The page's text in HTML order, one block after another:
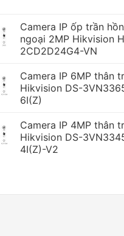
Camera IP ốp trần
ngoại 2MP Hikvision
2CD2D24G4-VN
Camera IP 6MP thân
Hikvision DS-
6I(Z)
Camera IP 4MP thân
Hikvision DS-
4I(Z)-V2